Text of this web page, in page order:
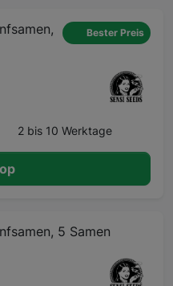
Bester Preis
2 bis 10 Werktage
5 Samen